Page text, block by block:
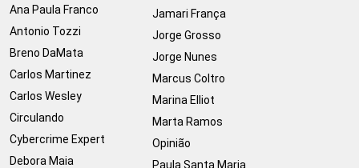
Ana Paula Franco
Antonio Tozzi
Breno DaMata
Carlos Martinez
Carlos Wesley
Circulando
Cybercrime Expert
Debora Maia
Jamari França
Jorge Grosso
Jorge Nunes
Marcus Coltro
Marina Elliot
Marta Ramos
Opinião
Paula Santa Maria